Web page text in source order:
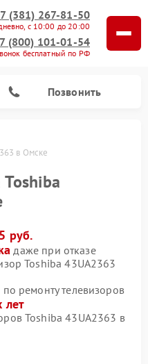
(381) 267-81-50
с 10:00 до 20:00
(800) 101-01-54
бесплатный по РФ
Позвонить
в Омске
руб.
даже при отказе
Toshiba 43UA2363
ремонту телевизоров
лет
Toshiba 43UA2363 в